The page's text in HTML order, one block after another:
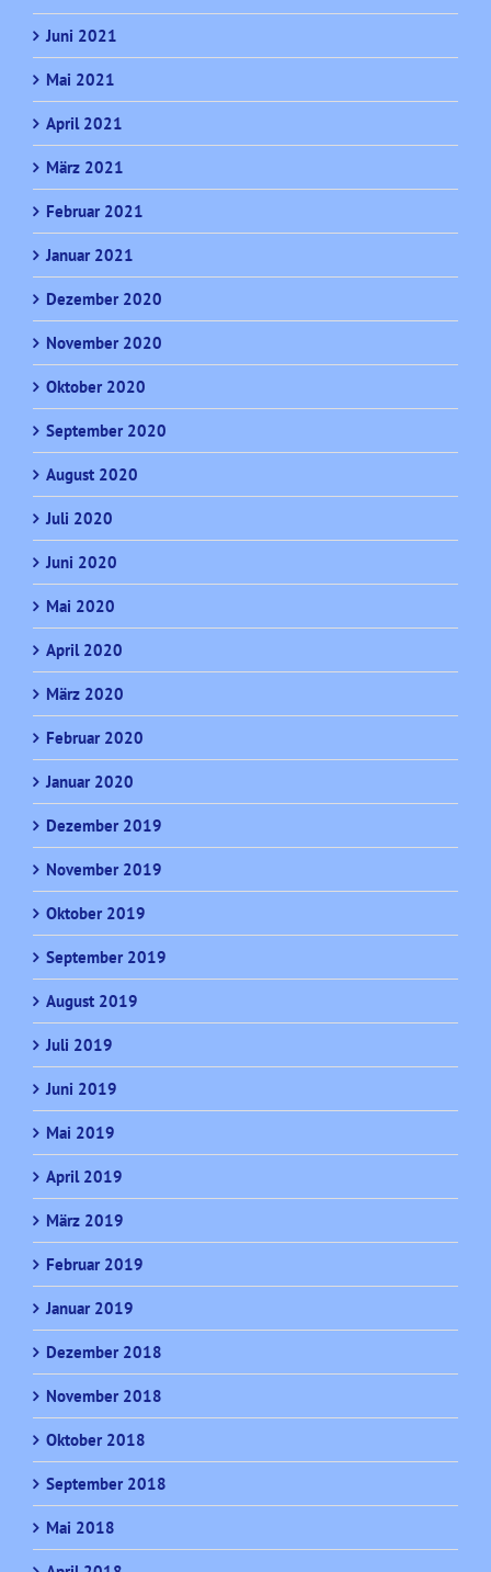
Juni 2021
Mai 2021
April 2021
März 2021
Februar 2021
Januar 2021
Dezember 2020
November 2020
Oktober 2020
September 2020
August 2020
Juli 2020
Juni 2020
Mai 2020
April 2020
März 2020
Februar 2020
Januar 2020
Dezember 2019
November 2019
Oktober 2019
September 2019
August 2019
Juli 2019
Juni 2019
Mai 2019
April 2019
März 2019
Februar 2019
Januar 2019
Dezember 2018
November 2018
Oktober 2018
September 2018
Mai 2018